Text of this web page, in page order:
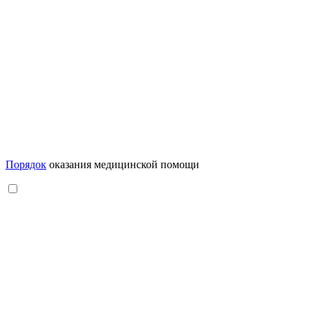
Порядок оказания медицинской помощи